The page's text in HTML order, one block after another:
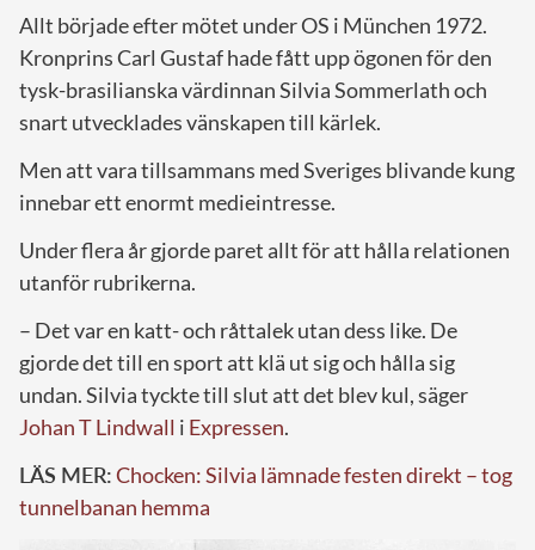
Allt började efter mötet under OS i München 1972.
Kronprins Carl Gustaf hade fått upp ögonen för den
tysk-brasilianska värdinnan Silvia Sommerlath och
snart utvecklades vänskapen till kärlek.
Men att vara tillsammans med Sveriges blivande kung
innebar ett enormt medieintresse.
Under flera år gjorde paret allt för att hålla relationen
utanför rubrikerna.
– Det var en katt- och råttalek utan dess like. De
gjorde det till en sport att klä ut sig och hålla sig
undan. Silvia tyckte till slut att det blev kul, säger
Johan T Lindwall i Expressen.
LÄS MER:Chocken: Silvia lämnade festen direkt – tog
tunnelbanan hemma